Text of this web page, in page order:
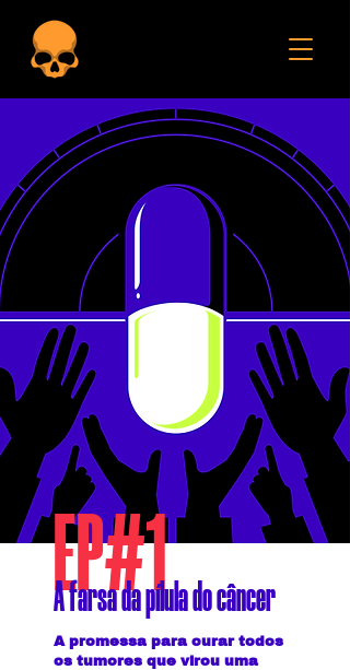
EP#1
A farsa da pílula do câncer
A promessa para curar todos
os tumores que virou uma